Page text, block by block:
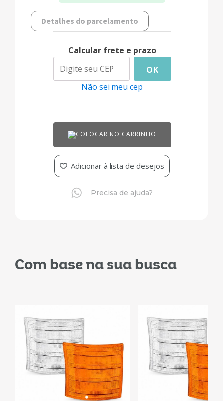
Detalhes do parcelamento
Calcular frete e prazo
OK
Não sei meu cep
COLOCAR NO CARRINHO
Adicionar à lista de desejos
Precisa de ajuda?
Com base na sua busca